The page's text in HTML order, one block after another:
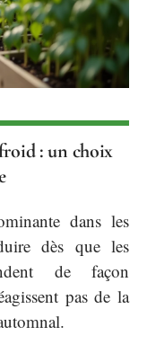
: un choix
dans les
dès que les
de façon
pas de la